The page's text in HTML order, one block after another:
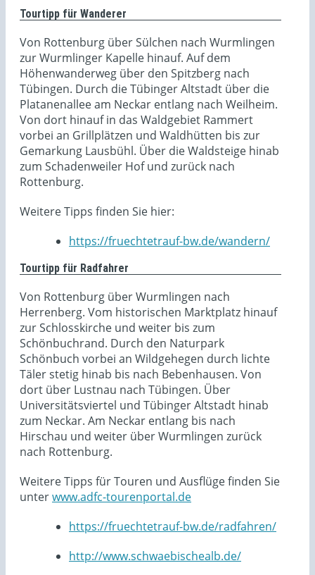
Tourtipp für Wanderer
Von Rottenburg über Sülchen nach Wurmlingen
zur Wurmlinger Kapelle hinauf. Auf dem
Höhenwanderweg über den Spitzberg nach
Tübingen. Durch die Tübinger Altstadt über die
Platanenallee am Neckar entlang nach Weilheim.
Von dort hinauf in das Waldgebiet Rammert
vorbei an Grillplätzen und Waldhütten bis zur
Gemarkung Lausbühl. Über die Waldsteige hinab
zum Schadenweiler Hof und zurück nach
Rottenburg.
Weitere Tipps finden Sie hier:
https://fruechtetrauf-bw.de/wandern/
Tourtipp für Radfahrer
Von Rottenburg über Wurmlingen nach
Herrenberg. Vom historischen Marktplatz hinauf
zur Schlosskirche und weiter bis zum
Schönbuchrand. Durch den Naturpark
Schönbuch vorbei an Wildgehegen durch lichte
Täler stetig hinab bis nach Bebenhausen. Von
dort über Lustnau nach Tübingen. Über
Universitätsviertel und Tübinger Altstadt hinab
zum Neckar. Am Neckar entlang bis nach
Hirschau und weiter über Wurmlingen zurück
nach Rottenburg.
Weitere Tipps für Touren und Ausflüge finden Sie
unterwww.adfc-tourenportal.de
https://fruechtetrauf-bw.de/radfahren/
http://www.schwaebischealb.de/